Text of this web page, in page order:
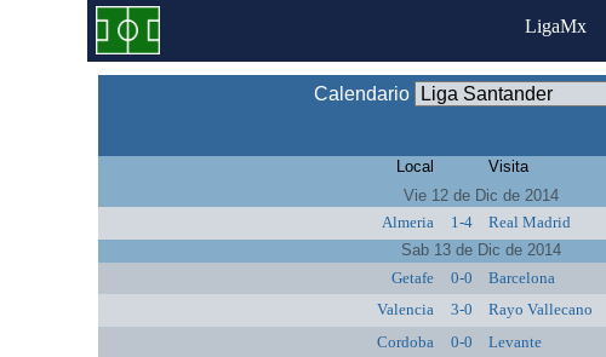
LigaMx
Calendario
Local Visita
Vie 12 de Dic de 2014
Almeria
1-4 Real Madrid
Sab 13 de Dic de 2014
Getafe
0-0 Barcelona
Valencia
3-0 Rayo Vallecano
Cordoba
0-0 Levante